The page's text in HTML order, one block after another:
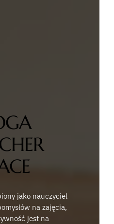
jako nauczyciel
na zajęcia,
jest na